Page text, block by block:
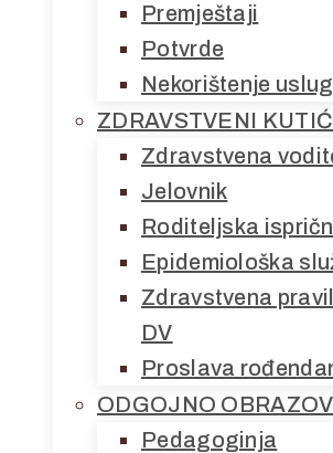
Premještaji
Potvrde
Nekorištenje
ZDRAVSTVENI KUTIĆ
Zdravstvena
Jelovnik
Roditeljska
Epidemiološka
Zdravstvena
DV
Proslava
ODGOJNO
Pedagoginja